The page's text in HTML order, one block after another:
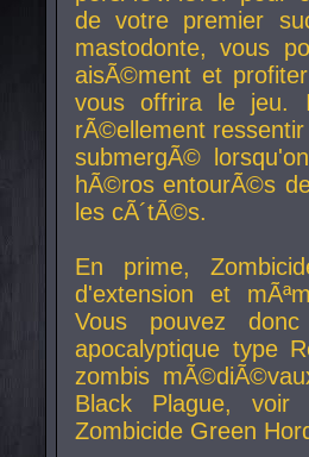
de votre premier
mastodonte, vous
aisÃ©ment et
vous offrira le jeu.
rÃ©ellement
submergÃ©
hÃ©ros entourÃ©s
les cÃ´tÃ©s.
En prime,
d'extension et
Vous pouvez
apocalyptique type
zombis
Black Plague,
Zombicide Green